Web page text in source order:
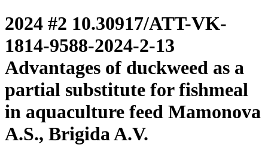
2024 #2 10.30917/ATT-VK-
1814-9588-2024-2-13
Advantages of duckweed as a
partial substitute for fishmeal
in aquaculture feed Mamonova
A.S., Brigida A.V.